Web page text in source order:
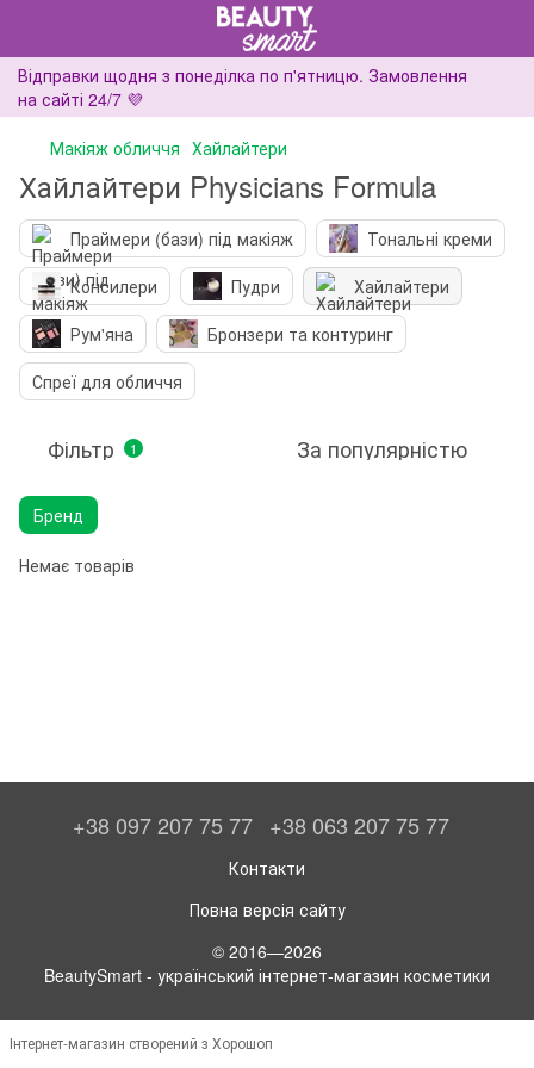
Відправки щодня з понеділка по п'ятницю. Замовлення
на сайті 24/7 💜
Макіяж обличчя Хайлайтери
Хайлайтери Physicians Formula
Праймери (бази) під макіяж
Тональні креми
Консилери
Пудри
Хайлайтери
Рум'яна
Бронзери та контуринг
Спреї для обличчя
Фільтр 1 За популярністю
Бренд
Немає товарів
+38 097 207 75 77 +38 063 207 75 77
Контакти
Повна версія сайту
© 2016—2026
BeautySmart - український інтернет-магазин косметики
Інтернет-магазин створений з Хорошоп